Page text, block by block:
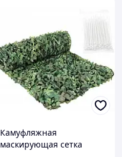
Камуфляжная
маскирующая сетка